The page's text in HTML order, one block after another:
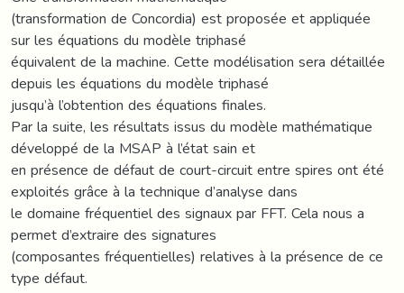
(transformation de Concordia) est proposée et appliquée
sur les équations du modèle triphasé
équivalent de la machine. Cette modélisation sera détaillée
depuis les équations du modèle triphasé
jusqu’à l’obtention des équations finales.
Par la suite, les résultats issus du modèle mathématique
développé de la MSAP à l’état sain et
en présence de défaut de court-circuit entre spires ont été
exploités grâce à la technique d’analyse dans
le domaine fréquentiel des signaux par FFT. Cela nous a
permet d’extraire des signatures
(composantes fréquentielles) relatives à la présence de ce
type défaut.